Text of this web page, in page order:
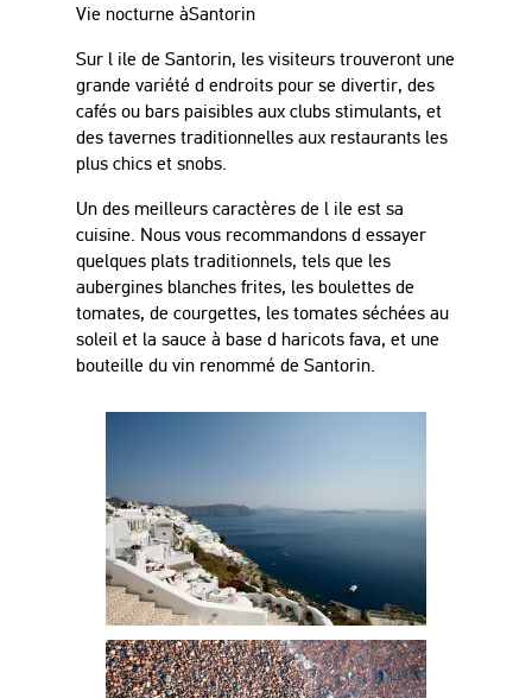
Vie nocturne àSantorin
Sur l ile de Santorin, les visiteurs trouveront une
grande variété d endroits pour se divertir, des
cafés ou bars paisibles aux clubs stimulants, et
des tavernes traditionnelles aux restaurants les
plus chics et snobs.
Un des meilleurs caractères de l ile est sa
cuisine. Nous vous recommandons d essayer
quelques plats traditionnels, tels que les
aubergines blanches frites, les boulettes de
tomates, de courgettes, les tomates séchées au
soleil et la sauce à base d haricots fava, et une
bouteille du vin renommé de Santorin.